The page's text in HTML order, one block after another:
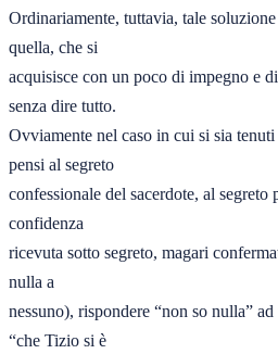
Ordinariamente, tuttavia, tale
quella, che si
acquisisce con un poco di impegno e
senza dire tutto.
Ovviamente nel caso in cui si sia
pensi al segreto
confessionale del sacerdote, al segreto
confidenza
ricevuta sotto segreto, magari
nulla a
nessuno), rispondere “non so nulla”
“che Tizio si è